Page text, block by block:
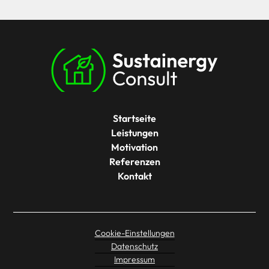
Keine Fassadendämmung, geringe
Dachdämmung, Dacheindeckung 2003
Anamnese des bautechnischen, -physikalischen
mehrere Vororttermine, Beantragung der 50%
Dokumentation, Energieausweis,
Thermographieaufnahme, Drohnenaufnahme
Startseite
Leistungen
Motivation
Referenzen
Kontakt
Cookie-Einstellungen
Datenschutz
Impressum